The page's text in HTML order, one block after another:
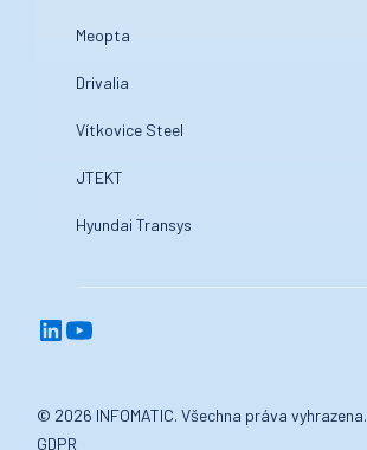
Meopta
Drivalia
Vítkovice Steel
JTEKT
Hyundai Transys
© 2026 INFOMATIC. Všechna práva vyhrazena.
GDPR